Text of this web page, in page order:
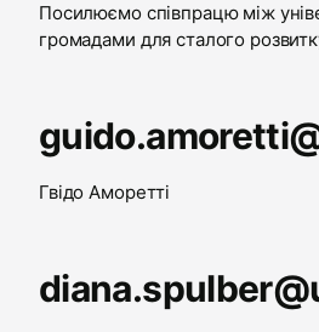
Посилюємо співпрацю між
громадами для сталого
Гвідо Аморетті